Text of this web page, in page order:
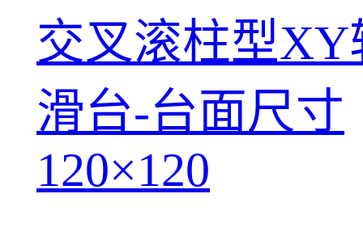
交叉滚柱型XY
滑台-台面尺寸
120×120